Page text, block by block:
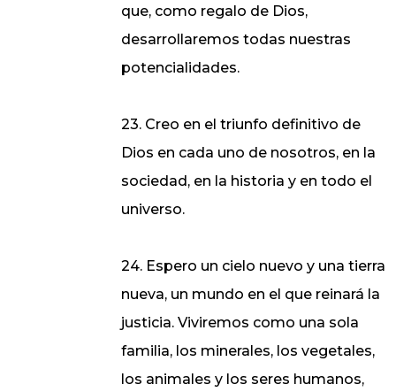
que, como regalo de Dios,
desarrollaremos todas nuestras
potencialidades.
23. Creo en el triunfo definitivo de
Dios en cada uno de nosotros, en la
sociedad, en la historia y en todo el
universo.
24. Espero un cielo nuevo y una tierra
nueva, un mundo en el que reinará la
justicia. Viviremos como una sola
familia, los minerales, los vegetales,
los animales y los seres humanos,